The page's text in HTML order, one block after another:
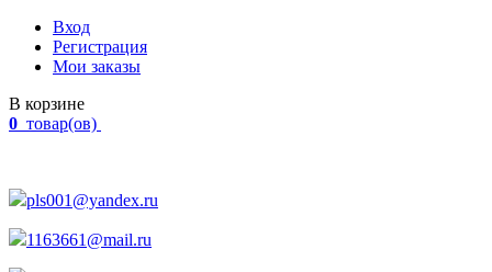
Вход
Регистрация
Мои заказы
В корзине
0 товар(ов)
pls001@yandex.ru
1163661@mail.ru